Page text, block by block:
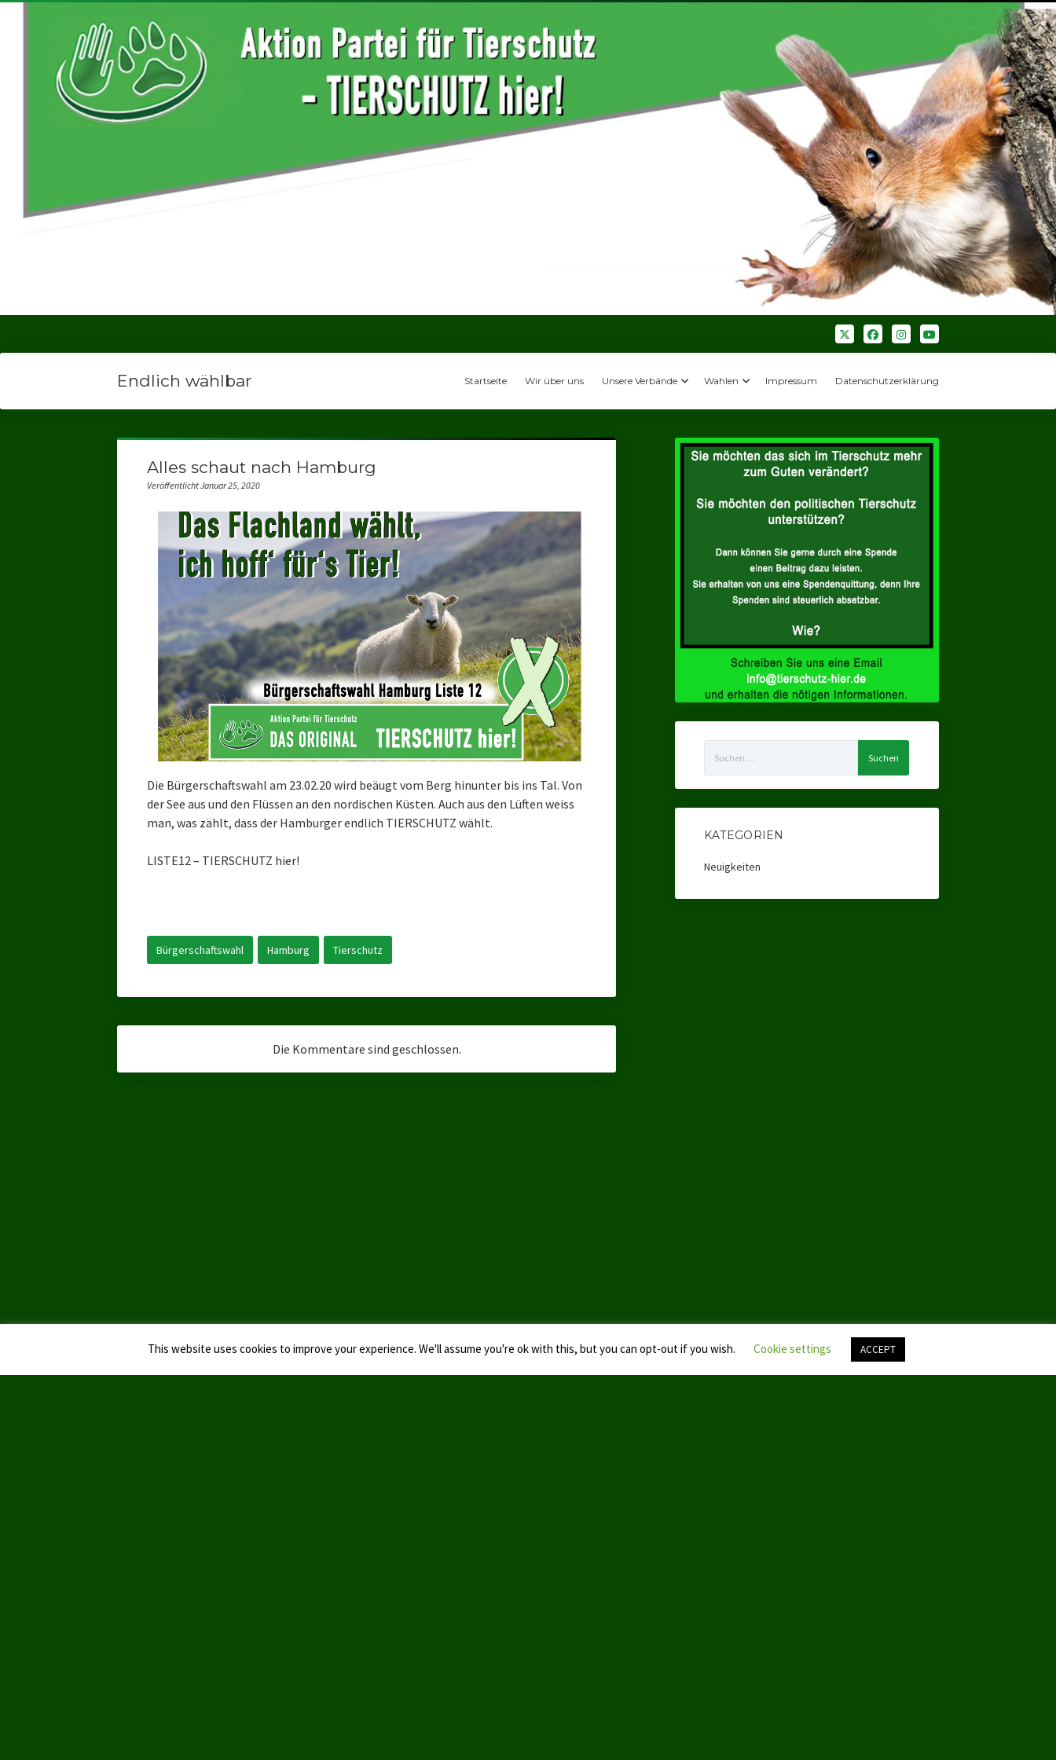
Endlich wählbar Startseite Wir über uns Unsere Verbände Wahlen Impressum Datenschutzerklärung
Alles schaut nach Hamburg
Veröffentlicht Januar 25, 2020
Die Bürgerschaftswahl am 23.02.20 wird beäugt vom Berg hinunter bis ins Tal. Von
der See aus und den Flüssen an den nordischen Küsten. Auch aus den Lüften weiss
man, was zählt, dass der Hamburger endlich TIERSCHUTZ wählt.
LISTE12 – TIERSCHUTZ hier!
Bürgerschaftswahl Hamburg Tierschutz
Die Kommentare sind geschlossen.
nach:
KATEGORIEN
Neuigkeiten
This website uses cookies to improve your experience. We'll assume you're ok with this, but you can opt-out if you wish. Cookie settings ACCEPT